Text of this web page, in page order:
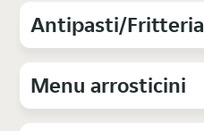
Antipasti/Fritteria
Menu arrosticini